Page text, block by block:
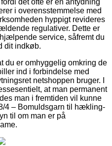
i overensstemmelse med
hyppigt revideres
regulativer. Dette er
service, såfremt du
dit indkøb.
du er omhyggelig omkring de
ind i forbindelse med
netshoppen bruger. I
at man permanent
man i fremtiden vil kunne
4 – Bomuldsgarn til hækling-
til om man er på